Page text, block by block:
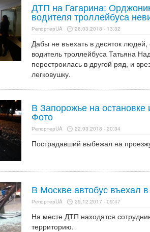
ДТП на Гагарина:
водителя троллейбуса
РепортерUA 26.03.2018 - 13:32
Дабы не въехать в десяток
водитель троллейбуса Татьяна
перестроилась в другой ряд, и
легковушку.
В Запорожье на
Фото
РепортерUA 22.03.2018 - 20:34
Пострадавший выбежал на
В Москве автобус въехал
РепортерUA 29.12.2017 - 09:47
На месте ДТП находятся
территорию.